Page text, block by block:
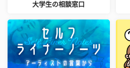
大学生の相談窓口